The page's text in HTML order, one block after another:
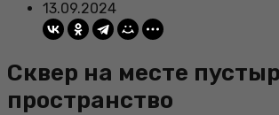
13.09.2024
Сквер на месте
пространство